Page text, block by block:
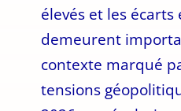
élevés et les
demeurent
contexte marqué
tensions